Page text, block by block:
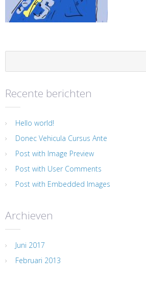
Recente berichten
Hello world!
Donec Vehicula Cursus Ante
Post with Image Preview
Post with User Comments
Post with Embedded Images
Archieven
Juni 2017
Februari 2013